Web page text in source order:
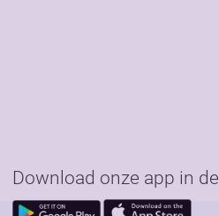
Download onze app in